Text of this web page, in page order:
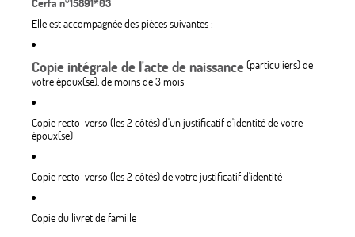
Cerfa n°15891*03
Elle est accompagnée des pièces suivantes :
Copie intégrale de l'acte de naissance(particuliers) de
votre époux(se), de moins de 3 mois
Copie recto-verso (les 2 côtés) d'un justificatif d'identité de votre
époux(se)
Copie recto-verso (les 2 côtés) de votre justificatif d'identité
Copie du livret de famille